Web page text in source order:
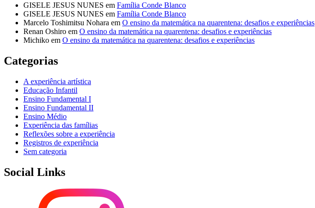
GISELE JESUS NUNES em Família Conde Blanco
GISELE JESUS NUNES em Família Conde Blanco
Marcelo Toshimitsu Nohara em O ensino da matemática na quarentena: desafios e experiências
Renan Oshiro em O ensino da matemática na quarentena: desafios e experiências
Michiko em O ensino da matemática na quarentena: desafios e experiências
Categorias
A experiência artística
Educação Infantil
Ensino Fundamental I
Ensino Fundamental II
Ensino Médio
Experiência das famílias
Reflexões sobre a experiência
Registros de experiência
Sem categoria
Social Links